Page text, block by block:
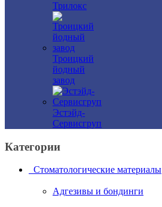
Трилокс
Троицкий
йодный
завод
Эстэйд-
Сервисгруп
Категории
Стоматологические материалы
Адгезивы и бондинги